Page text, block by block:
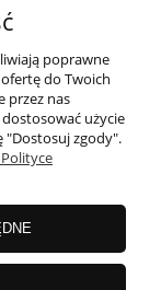
poprawne
do Twoich
przez nas
użycie
"Dostosuj zgody".